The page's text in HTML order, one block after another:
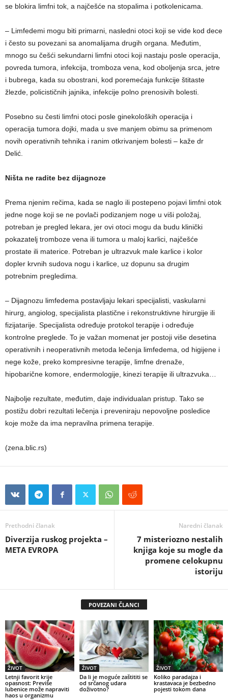
se blokira limfni tok, a najčešće na stopalima i potkolenicama.
– Limfedemi mogu biti primarni, nasledni otoci koji se vide kod dece
i često su povezani sa anomalijama drugih organa. Međutim,
mnogo su češći sekundarni limfni otoci koji nastaju posle operacija,
povreda tumora, infekcija, tromboza vena, kod oboljenja srca, jetre
i bubrega, kada su obostrani, kod poremećaja funkcije štitaste
žlezde, policističnih jajnika, infekcije polno prenosivih bolesti.
Posebno su česti limfni otoci posle ginekoloških operacija i
operacija tumora dojki, mada u sve manjem obimu sa primenom
novih operativnih tehnika i ranim otkrivanjem bolesti – kaže dr
Delić.
Ništa ne radite bez dijagnoze
Prema njenim rečima, kada se naglo ili postepeno pojavi limfni otok
jedne noge koji se ne povlači podizanjem noge u viši položaj,
potreban je pregled lekara, jer ovi otoci mogu da budu klinički
pokazatelj tromboze vena ili tumora u maloj karlici, najčešće
prostate ili materice. Potreban je ultrazvuk male karlice i kolor
dopler krvnih sudova nogu i karlice, uz dopunu sa drugim
potrebnim pregledima.
– Dijagnozu limfedema postavljaju lekari specijalisti, vaskularni
hirurg, angiolog, specijalista plastične i rekonstruktivne hirurgije ili
fizijatarije. Specijalista određuje protokol terapije i određuje
kontrolne preglede. To je važan momenat jer postoji više desetina
operativnih i neoperativnih metoda lečenja limfedema, od higijene i
nege kože, preko kompresivne terapije, limfne drenaže,
hipobarične komore, endermologije, kinezi terapije ili ultrazvuka…
Najbolje rezultate, međutim, daje individualan pristup. Tako se
postižu dobri rezultati lečenja i preveniraju nepovoljne posledice
koje može da ima nepravilna primena terapije.
(zena.blic.rs)
Prethodni članak
Diverzija ruskog projekta –
META EVROPA
Naredni članak
7 misteriozno nestalih
knjiga koje su mogle da
promene celokupnu
istoriju
POVEZANI ČLANCI
ŽIVOT
Letnji favorit krije
opasnost: Previše
lubenice može napraviti
haos u organizmu
ŽIVOT
Da li je moguće zaštititi se
od srčanog udara
doživotno?
ŽIVOT
Koliko paradajza i
krastavaca je bezbedno
pojesti tokom dana